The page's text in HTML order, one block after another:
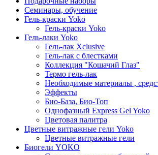
Семинары, обучение
Гель-краски Yoko
Гель-краски Yoko
Гель-лаки Yoko
Гель-лак Xclusive
Гель-лак с блестками
Коллекция "Кошачий Глаз"
Термо гель-лак
Необходимые материалы ,
Эффекты
Био-База, Био-Топ
Однофазный Express Gel Yoko
Цветовая палитра
Цветные витражные гели Yoko
Цветные витражные гели
Биогели YOKO